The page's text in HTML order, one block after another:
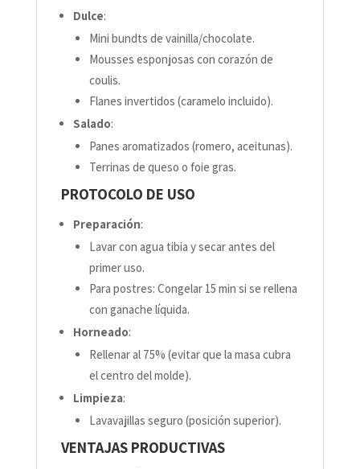
Dulce:
Mini bundts de vainilla/chocolate.
Mousses esponjosas con corazón de
coulis.
Flanes invertidos (caramelo incluido).
Salado:
Panes aromatizados (romero, aceitunas).
Terrinas de queso o foie gras.
PROTOCOLO DE USO
Preparación:
Lavar con agua tibia y secar antes del
primer uso.
Para postres: Congelar 15 min si se rellena
con ganache líquida.
Horneado:
Rellenar al 75% (evitar que la masa cubra
el centro del molde).
Limpieza:
Lavavajillas seguro (posición superior).
VENTAJAS PRODUCTIVAS